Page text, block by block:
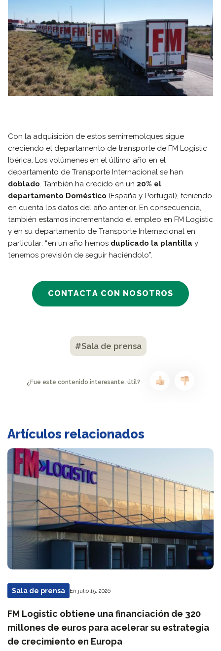
Con la adquisición de estos semirremolques sigue
creciendo el departamento de transporte de FM Logistic
Ibérica. Los volúmenes en el último año en el
departamento de Transporte Internacional se han
doblado. También ha crecido en un 20% el
departamento Doméstico (España y Portugal), teniendo
en cuenta los datos del año anterior. En consecuencia,
también estamos incrementando el empleo en FM Logistic
y en su departamento de Transporte Internacional en
particular: “en un año hemos duplicado la plantilla y
tenemos previsión de seguir haciéndolo”.
CONTACTA CON NOSOTROS
#Sala de prensa
¿Fue este contenido interesante, útil?
Artículos relacionados
Sala de prensa En julio 15, 2026
FM Logistic obtiene una financiación de 320
millones de euros para acelerar su estrategia
de crecimiento en Europa